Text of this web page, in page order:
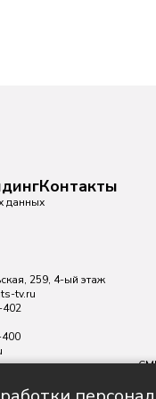
Контакты
данных
259, 4-ый этаж
tv.ru
402
в том числе материалы
Александрович16+